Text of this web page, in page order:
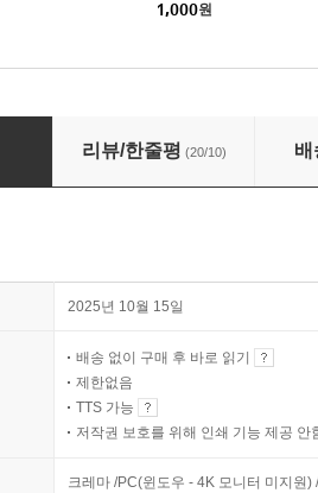
1,000원
리뷰/한줄평 (20/10) 배
2025년 10월 15일
배송 없이 구매 후 바로 읽기
제한없음
TTS 가능
저작권 보호를 위해 인쇄 기능 제공 안
크레마 /PC(윈도우 - 4K 모니터 미지원